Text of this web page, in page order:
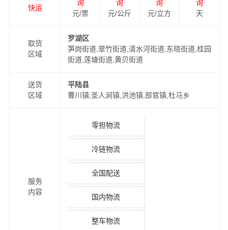
快运
询
元/票
询
元/公斤
询
元/立方
询
天
取货
区域
罗湖区
笋岗街道,翠竹街道,清水河街道,东晓街道,桂园
街道,莲塘街道,黄贝街道
送货
区域
平陆县
曹川镇,圣人涧镇,洪池镇,部官镇,杜马乡
服务
内容
零担物流
冷链物流
全国配送
国内物流
整车物流